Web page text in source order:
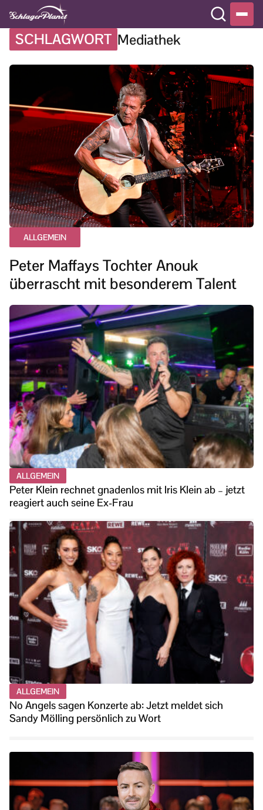
SCHLAGWORT Mediathek
ALLGEMEIN
Peter Maffays Tochter Anouk
überrascht mit besonderem Talent
ALLGEMEIN
Peter Klein rechnet gnadenlos mit Iris Klein ab – jetzt
reagiert auch seine Ex-Frau
ALLGEMEIN
No Angels sagen Konzerte ab: Jetzt meldet sich
Sandy Mölling persönlich zu Wort